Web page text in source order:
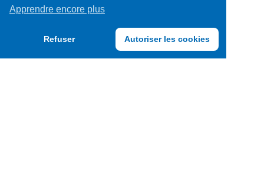
Apprendre encore plus
Refuser Autoriser les cookies